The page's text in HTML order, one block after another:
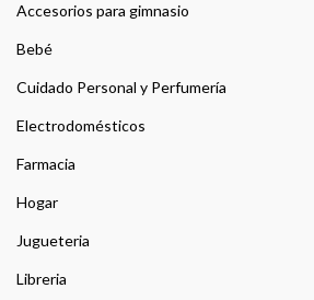
Accesorios para gimnasio
Bebé
Cuidado Personal y Perfumería
Electrodomésticos
Farmacia
Hogar
Jugueteria
Libreria